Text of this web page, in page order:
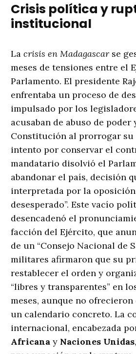
Crisis política y
institucional
Lacrisis en Madagascar se
meses de tensiones entre el
Parlamento. El presidente
enfrentaba un proceso de
impulsado por los
acusaban de abuso de poder
Constitución al prorrogar su
intento por conservar el
mandatario disolvió el
abandonar el país, decisión
interpretada por la
desesperado”. Este vacío
desencadenó el
facción del Ejército, que
de un “Consejo Nacional de
militares afirmaron que su
restablecer el orden y
“libres y transparentes” en
meses, aunque no
un calendario concreto. La
internacional, encabezada
Africana y Naciones Unidas